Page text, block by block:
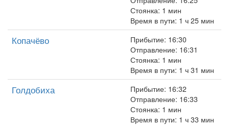
Стоянка: 1 мин
Время в пути: 1 ч 25 мин
Копачёво
Прибытие: 16:30
Отправление: 16:31
Стоянка: 1 мин
Время в пути: 1 ч 31 мин
Голдобиха
Прибытие: 16:32
Отправление: 16:33
Стоянка: 1 мин
Время в пути: 1 ч 33 мин